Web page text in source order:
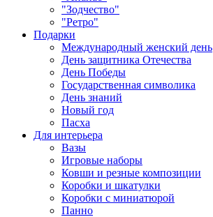
"Зодчество"
"Ретро"
Подарки
Международный женский день
День защитника Отечества
День Победы
Государственная символика
День знаний
Новый год
Пасха
Для интерьера
Вазы
Игровые наборы
Ковши и резные композиции
Коробки и шкатулки
Коробки с миниатюрой
Панно